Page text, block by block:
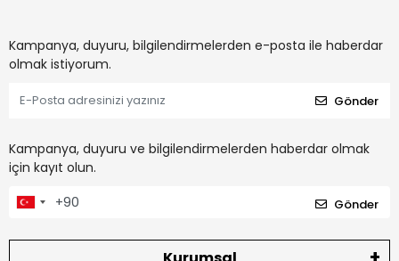
Kampanya, duyuru, bilgilendirmelerden e-posta ile haberdar
olmak istiyorum.
Gönder
Kampanya, duyuru ve bilgilendirmelerden haberdar olmak
için kayıt olun.
Gönder